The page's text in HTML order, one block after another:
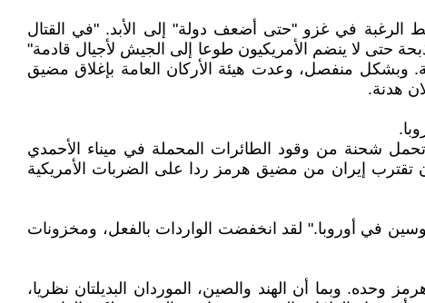
الرغبة في غزو "حتى أضعف دولة" إلى الأبد. "في القتال
حتى لا ينضم الأمريكيون طوعا إلى الجيش لأجيال قادمة"
وبشكل منفصل، وعدت هيئة الأركان العامة بإغلاق مضيق
هدنة.
نيسان/ أبريل الجاري، ستصل ناقلة النفط رونغ لين وان، وهي ناقلة سنغافورية بطول 250 مترا تحمل شحنة من وقود الطائرات المحملة في ميناء الأحمدي
تقترب إيران من مضيق هرمز ردا على الضربات الأمريكية
في أوروبا." لقد انخفضت الواردات بالفعل، ومخزونات
من وقود الطائرات يوميا، بينما يمر حوالي 500,000 برميل عبر مضيق هرمز وحده. وبما أن الهند والصين، الموردان البديلتان نظريا،